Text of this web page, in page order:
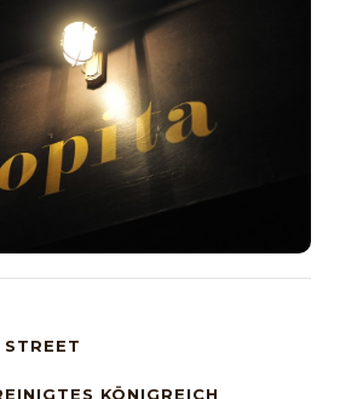
KÖNIGREICH